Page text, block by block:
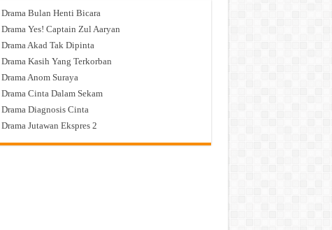
Drama Bulan Henti Bicara
Drama Yes! Captain Zul Aaryan
Drama Akad Tak Dipinta
Drama Kasih Yang Terkorban
Drama Anom Suraya
Drama Cinta Dalam Sekam
Drama Diagnosis Cinta
Drama Jutawan Ekspres 2